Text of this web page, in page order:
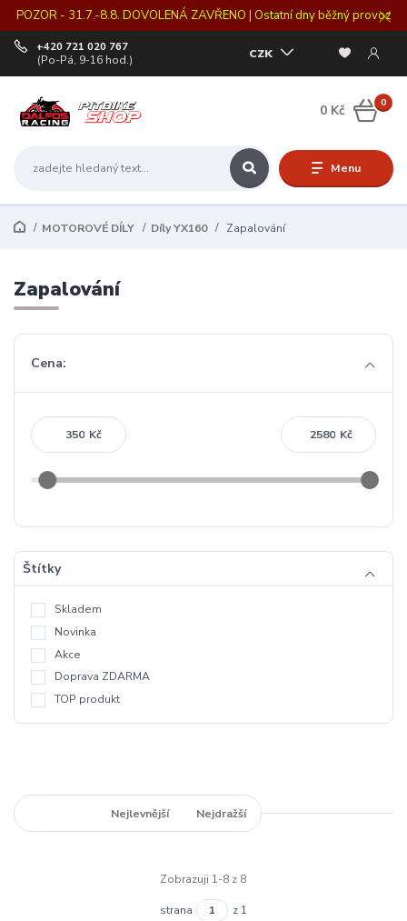
POZOR - 31.7.-8.8. DOVOLENÁ ZAVŘENO | Ostatní dny běžný provoz
Menu
CZK
+420 721 020 767
(Po-Pá, 9-16 hod.)
0
0 Kč
MOTOROVÉ DÍLY Díly YX160 Zapalování
Zapalování
Cena:
Kč Kč
Štítky
Skladem
Novinka
Akce
Doprava ZDARMA
TOP produkt
Nejlevnější Nejdražší
Zobrazuji 1-8 z 8
strana z 1